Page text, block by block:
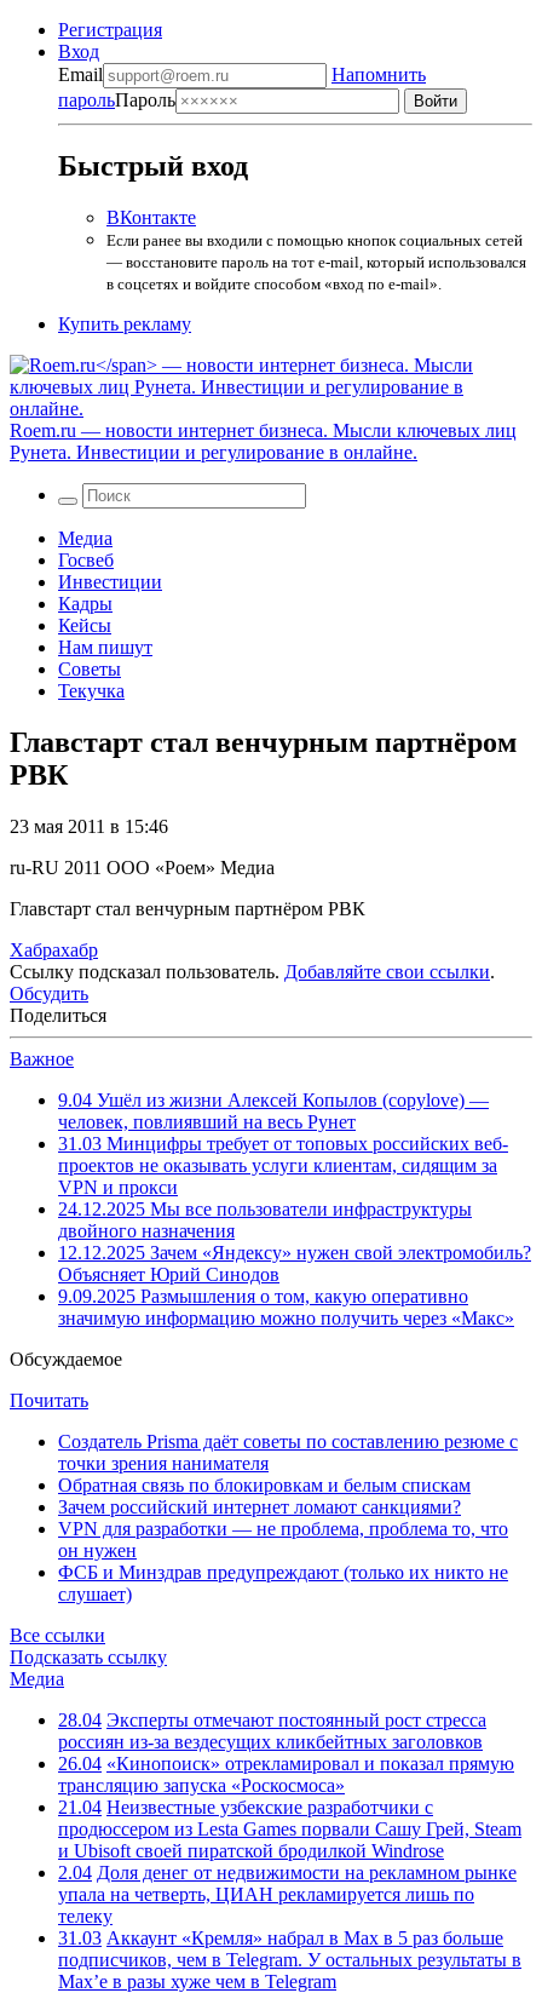
Регистрация
Вход
Email
Напомнить
парольПароль
Быстрый вход
ВКонтакте
Если ранее вы входили с помощью кнопок социальных сетей
— восстановите пароль на тот e-mail, который использовался
в соцсетях и войдите способом «вход по e-mail».
Купить рекламу
Roem.ru — новости интернет бизнеса. Мысли ключевых лиц
Рунета. Инвестиции и регулирование в онлайне.
Медиа
Госвеб
Инвестиции
Кадры
Кейсы
Нам пишут
Советы
Текучка
Главстарт стал венчурным партнёром
РВК
23 мая 2011 в 15:46
ru-RU 2011 ООО «Роем» Медиа
Главстарт стал венчурным партнёром РВК
Хабрахабр
Ссылку подсказал пользователь. Добавляйте свои ссылки.
Обсудить
Поделиться
Важное
9.04 Ушёл из жизни Алексей Копылов (copylove) —
человек, повлиявший на весь Рунет
31.03 Минцифры требует от топовых российских веб-
проектов не оказывать услуги клиентам, сидящим за
VPN и прокси
24.12.2025 Мы все пользователи инфраструктуры
двойного назначения
12.12.2025 Зачем «Яндексу» нужен свой электромобиль?
Объясняет Юрий Синодов
9.09.2025 Размышления о том, какую оперативно
значимую информацию можно получить через «Макс»
Обсуждаемое
Почитать
Создатель Prisma даёт советы по составлению резюме с
точки зрения нанимателя
Обратная связь по блокировкам и белым спискам
Зачем российский интернет ломают санкциями?
VPN для разработки — не проблема, проблема то, что
он нужен
ФСБ и Минздрав предупреждают (только их никто не
слушает)
Все ссылки
Подсказать ссылку
Медиа
28.04 Эксперты отмечают постоянный рост стресса
россиян из-за вездесущих кликбейтных заголовков
26.04 «Кинопоиск» отрекламировал и показал прямую
трансляцию запуска «Роскосмоса»
21.04 Неизвестные узбекские разработчики с
продюссером из Lesta Games порвали Сашу Грей, Steam
и Ubisoft своей пиратской бродилкой Windrose
2.04 Доля денег от недвижимости на рекламном рынке
упала на четверть, ЦИАН рекламируется лишь по
телеку
31.03 Аккаунт «Кремля» набрал в Max в 5 раз больше
подписчиков, чем в Telegram. У остальных результаты в
Max’е в разы хуже чем в Telegram